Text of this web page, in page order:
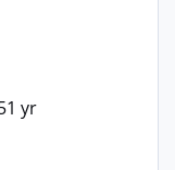
1 yr